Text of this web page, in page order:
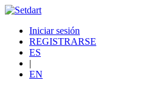
Iniciar sesión
REGISTRARSE
ES
|
EN